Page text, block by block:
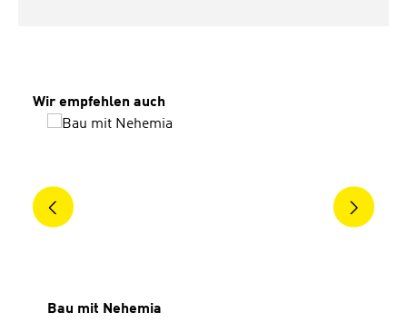
Produktgalerie überspringen
Wir empfehlen auch
Bau mit Nehemia